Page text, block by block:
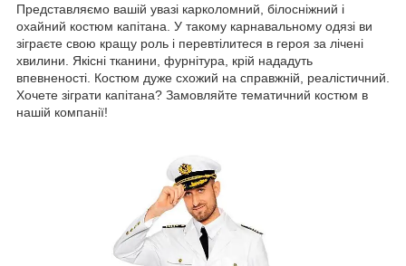
Представляємо вашій увазі карколомний, білосніжний і
охайний костюм капітана. У такому карнавальному одязі ви
зіграєте свою кращу роль і перевтілитеся в героя за лічені
хвилини. Якісні тканини, фурнітура, крій нададуть
впевненості. Костюм дуже схожий на справжній, реалістичний.
Хочете зіграти капітана? Замовляйте тематичний костюм в
нашій компанії!